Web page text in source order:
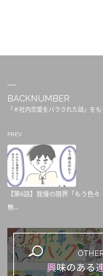
BACKNUMBER
「＃社内恋愛をバラされた話」を
PREV
【第6話】我慢の限界「もう色々
無...